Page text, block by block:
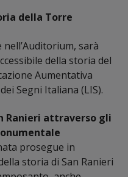
della Torre
nell’Auditorium, sarà
della storia del
Aumentativa
Segni Italiana (LIS).
Ranieri attraverso gli
prosegue in
storia di San Ranieri